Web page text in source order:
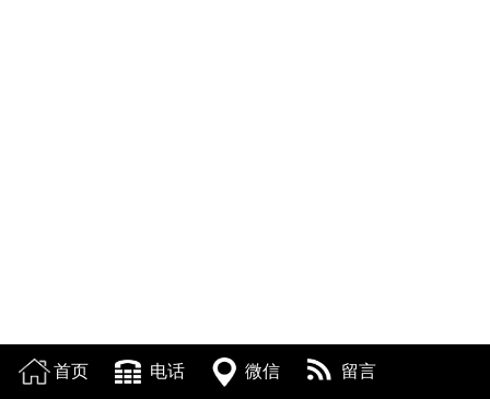
首页 电话 微信 留言